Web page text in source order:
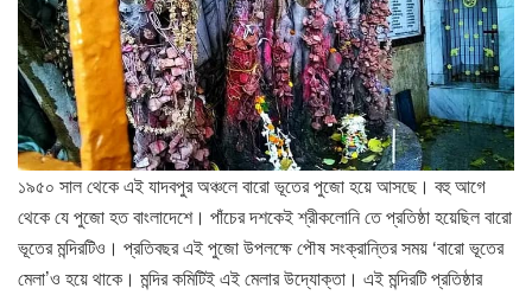
১৯৫০ সাল থেকে এই যাদবপুর অঞ্চলে বারো ভূতের পুজো হয়ে আসছে। বহু আগে
থেকে যে পুজো হত বাংলাদেশে। পাঁচের দশকেই শ্রীকলোনি তে প্রতিষ্ঠা হয়েছিল বারো
ভূতের মন্দিরটিও। প্রতিবছর এই পুজো উপলক্ষে পৌষ সংক্রান্তির সময় ‘বারো ভূতের
মেলা’ও হয়ে থাকে। মন্দির কমিটিই এই মেলার উদ্যোক্তা। এই মন্দিরটি প্রতিষ্ঠার